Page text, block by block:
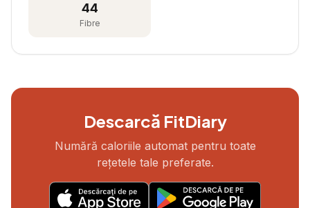
44
Fibre
Descarcă FitDiary
Numără caloriile automat pentru toate
rețetele tale preferate.